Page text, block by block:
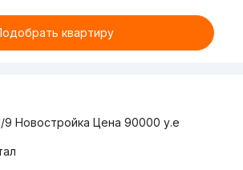
квартиру
9 Новостройка Цена 90000 у.е